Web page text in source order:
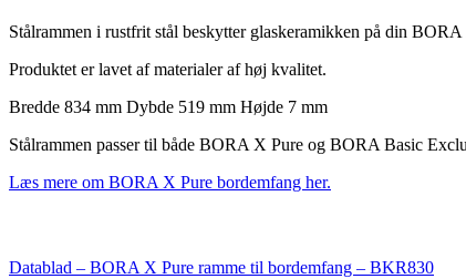
Stålrammen i rustfrit stål beskytter glaskeramikken på din BORA
Produktet er lavet af materialer af høj kvalitet.
Bredde 834 mm Dybde 519 mm Højde 7 mm
Stålrammen passer til både BORA X Pure og BORA Basic
Læs mere om BORA X Pure bordemfang her.
Datablad – BORA X Pure ramme til bordemfang – BKR830